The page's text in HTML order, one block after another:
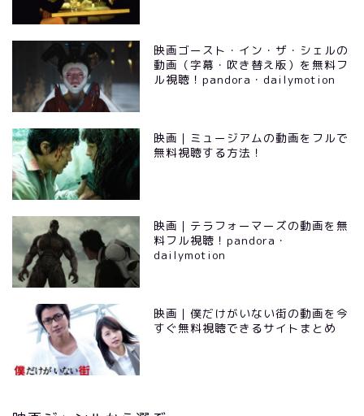
映画ゴースト・イン・ザ・シェルの
動画（字幕・吹き替え版）を無料フ
ル視聴！pandora・dailymotion
映画｜ミュージアムの動画をフルで
無料視聴する方法！
映画｜テラフォーマーズの動画を無
料フル視聴！pandora・
dailymotion
映画｜僕だけがいない街の動画を今
すぐ無料視聴できるサイトまとめ